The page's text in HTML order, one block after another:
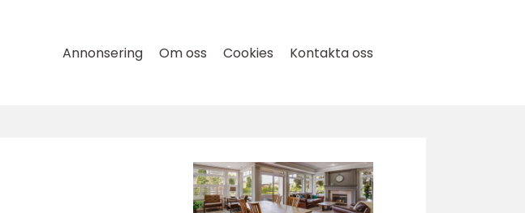
Annonsering Om oss Cookies Kontakta oss